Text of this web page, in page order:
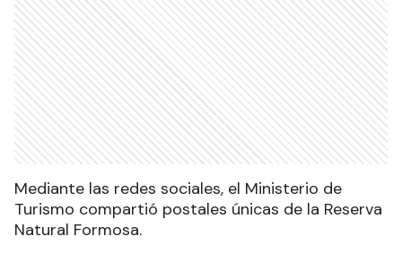
Mediante las redes sociales, el Ministerio de
Turismo compartió postales únicas de la Reserva
Natural Formosa.